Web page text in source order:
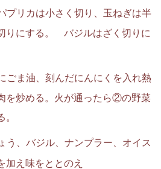
プリカは小さく切り、玉ねぎは半
りにする。 バジルはざく切りに
。
ごま油、刻んだにんにくを入れ熱
を炒める。火が通ったら②の野菜
る。
う、バジル、ナンプラー、オイス
加え味をととのえ